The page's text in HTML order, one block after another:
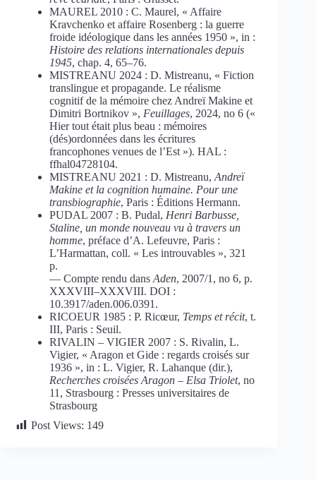
MAUREL 2010 : C. Maurel, « Affaire
Kravchenko et affaire Rosenberg : la guerre
froide idéologique dans les années 1950 », in :
Histoire des relations internationales depuis
1945, chap. 4, 65–76.
MISTREANU 2024 : D. Mistreanu, « Fiction
translingue et propagande. Le réalisme
cognitif de la mémoire chez Andreï Makine et
Dimitri Bortnikov », Feuillages, 2024, no 6 («
Hier tout était plus beau : mémoires
(dés)ordonnées dans les écritures
francophones venues de l’Est »). HAL :
ffhal04728104.
MISTREANU 2021 : D. Mistreanu, Andreï
Makine et la cognition humaine. Pour une
transbiographie, Paris : Éditions Hermann.
PUDAL 2007 : B. Pudal, Henri Barbusse,
Staline, un monde nouveau vu à travers un
homme, préface d’A. Lefeuvre, Paris :
L’Harmattan, coll. « Les introuvables », 321
p.
— Compte rendu dans Aden, 2007/1, no 6, p.
XXXVIII–XXXVIII. DOI :
10.3917/aden.006.0391.
RICOEUR 1985 : P. Ricœur, Temps et récit, t.
III, Paris : Seuil.
RIVALIN – VIGIER 2007 : S. Rivalin, L.
Vigier, « Aragon et Gide : regards croisés sur
1936 », in : L. Vigier, R. Lahanque (dir.),
Recherches croisées Aragon – Elsa Triolet, no
11, Strasbourg : Presses universitaires de
Strasbourg
Post Views: 149